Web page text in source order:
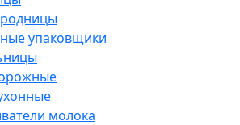
упаковщики
молока